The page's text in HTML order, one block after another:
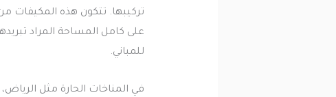
تركيبها. تتكون هذه المكيفات من
على كامل المساحة المراد
للمباني.
في المناخات الحارة مثل